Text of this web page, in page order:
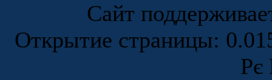
Сайт
Открытие страницы:
Рє